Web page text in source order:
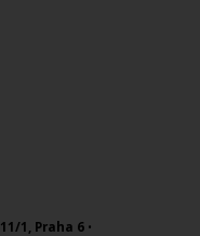
1, Praha 6 •